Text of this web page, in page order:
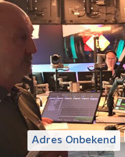
Adres Onbekend